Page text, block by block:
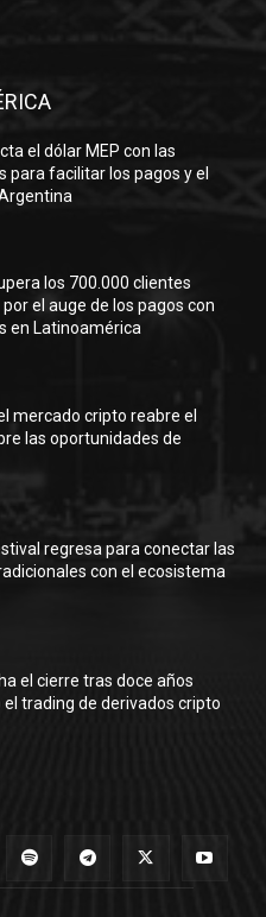
el dólar MEP con las
para facilitar los pagos y el
los 700.000 clientes
el auge de los pagos con
en Latinoamérica
mercado cripto reabre el
las oportunidades de
regresa para conectar las
con el ecosistema
el cierre tras doce años
trading de derivados cripto